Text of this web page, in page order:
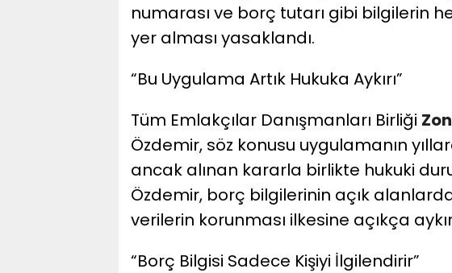
numarası ve borç tutarı gibi bilgilerin
yer alması yasaklandı.
“Bu Uygulama Artık Hukuka Aykırı”
Tüm Emlakçılar Danışmanları Birliği
Özdemir, söz konusu uygulamanın
ancak alınan kararla birlikte hukuki
Özdemir, borç bilgilerinin açık
verilerin korunması ilkesine açıkça
“Borç Bilgisi Sadece Kişiyi İlgilendirir”